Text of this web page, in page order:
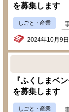
を募集します
しごと・産業
2024年10月9
『ふくしまベ
を募集します
しごと・産業